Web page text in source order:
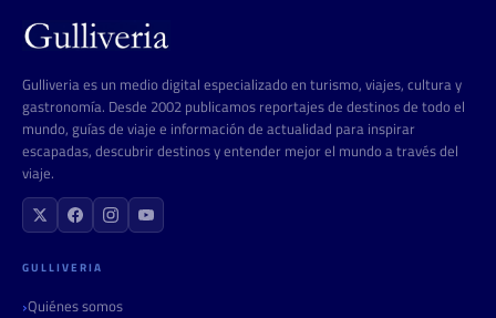
Gulliveria es un medio digital especializado en turismo, viajes, cultura y
gastronomía. Desde 2002 publicamos reportajes de destinos de todo el
mundo, guías de viaje e información de actualidad para inspirar
escapadas, descubrir destinos y entender mejor el mundo a través del
viaje.
GULLIVERIA
Quiénes somos